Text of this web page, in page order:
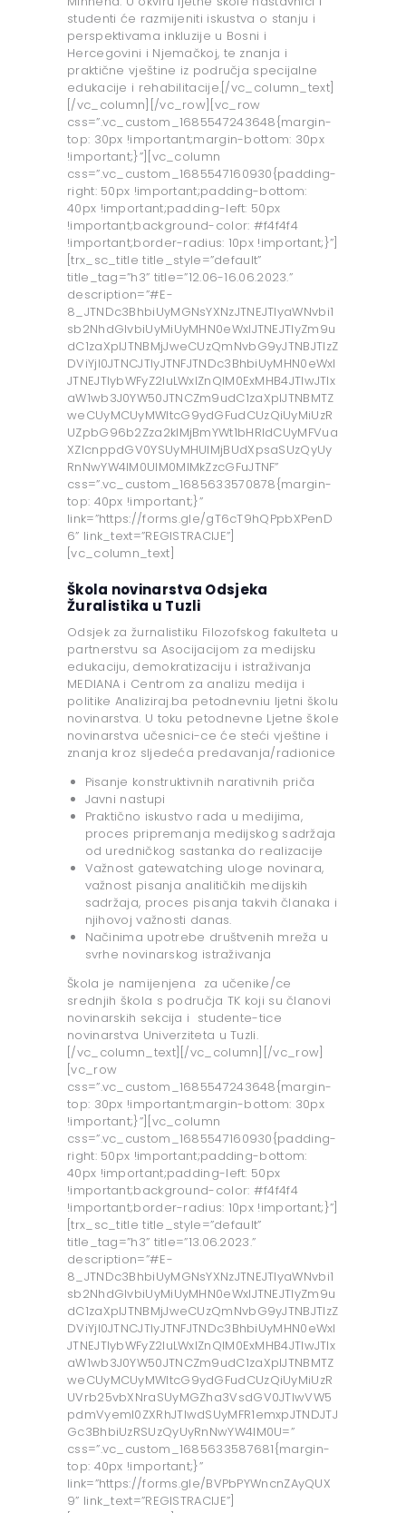
studenti će razmijeniti iskustva o stanju i
perspektivama inkluzije u Bosni i
Hercegovini i Njemačkoj, te znanja i
praktične vještine iz područja specijalne
edukacije i rehabilitacije.[/vc_column_text]
[/vc_column][/vc_row][vc_row
css=”.vc_custom_1685547243648{margin-
top: 30px !important;margin-bottom: 30px
!important;}”][vc_column
css=”.vc_custom_1685547160930{padding-
right: 50px !important;padding-bottom:
40px !important;padding-left: 50px
!important;background-color: #f4f4f4
!important;border-radius: 10px !important;}”]
[trx_sc_title title_style=”default”
title_tag=”h3” title=”12.06-16.06.2023.”
description=”#E-
8_JTNDc3BhbiUyMGNsYXNzJTNEJTIyaWNvbi1
sb2NhdGlvbiUyMiUyMHN0eWxlJTNEJTIyZm9u
dC1zaXplJTNBMjJweCUzQmNvbG9yJTNBJTIzZ
DViYjI0JTNCJTIyJTNFJTNDc3BhbiUyMHN0eWxl
JTNEJTIybWFyZ2luLWxlZnQlM0ExMHB4JTIwJTIx
aW1wb3J0YW50JTNCZm9udC1zaXplJTNBMTZ
weCUyMCUyMWltcG9ydGFudCUzQiUyMiUzR
UZpbG96b2Zza2klMjBmYWt1bHRldCUyMFVua
XZlcnppdGV0YSUyMHUlMjBUdXpsaSUzQyUy
RnNwYW4lM0UlM0MlMkZzcGFuJTNF”
css=”.vc_custom_1685633570878{margin-
top: 40px !important;}”
link=”https://forms.gle/gT6cT9hQPpbXPenD
6” link_text=”REGISTRACIJE”]
[vc_column_text]
Škola novinarstva Odsjeka
Žuralistika u Tuzli
Odsjek za žurnalistiku Filozofskog fakulteta u
partnerstvu sa Asocijacijom za medijsku
edukaciju, demokratizaciju i istraživanja
MEDIANA i Centrom za analizu medija i
politike Analiziraj.ba petodnevniu ljetni školu
novinarstva. U toku petodnevne Ljetne škole
novinarstva učesnici-ce će steći vještine i
znanja kroz sljedeća predavanja/radionice
Pisanje konstruktivnih narativnih priča
Javni nastupi
Praktično iskustvo rada u medijima,
proces pripremanja medijskog sadržaja
od uredničkog sastanka do realizacije
Važnost gatewatching uloge novinara,
važnost pisanja analitičkih medijskih
sadržaja, proces pisanja takvih članaka i
njihovoj važnosti danas.
Načinima upotrebe društvenih mreža u
svrhe novinarskog istraživanja
Škola je namijenjena za učenike/ce
srednjih škola s područja TK koji su članovi
novinarskih sekcija i studente-tice
novinarstva Univerziteta u Tuzli.
[/vc_column_text][/vc_column][/vc_row]
[vc_row
css=”.vc_custom_1685547243648{margin-
top: 30px !important;margin-bottom: 30px
!important;}”][vc_column
css=”.vc_custom_1685547160930{padding-
right: 50px !important;padding-bottom:
40px !important;padding-left: 50px
!important;background-color: #f4f4f4
!important;border-radius: 10px !important;}”]
[trx_sc_title title_style=”default”
title_tag=”h3” title=”13.06.2023.”
description=”#E-
8_JTNDc3BhbiUyMGNsYXNzJTNEJTIyaWNvbi1
sb2NhdGlvbiUyMiUyMHN0eWxlJTNEJTIyZm9u
dC1zaXplJTNBMjJweCUzQmNvbG9yJTNBJTIzZ
DViYjI0JTNCJTIyJTNFJTNDc3BhbiUyMHN0eWxl
JTNEJTIybWFyZ2luLWxlZnQlM0ExMHB4JTIwJTIx
aW1wb3J0YW50JTNCZm9udC1zaXplJTNBMTZ
weCUyMCUyMWltcG9ydGFudCUzQiUyMiUzR
UVrb25vbXNraSUyMGZha3VsdGV0JTIwVW5
pdmVyeml0ZXRhJTIwdSUyMFR1emxpJTNDJTJ
Gc3BhbiUzRSUzQyUyRnNwYW4lM0U=”
css=”.vc_custom_1685633587681{margin-
top: 40px !important;}”
link=”https://forms.gle/BVPbPYWncnZAyQUX
9” link_text=”REGISTRACIJE”]